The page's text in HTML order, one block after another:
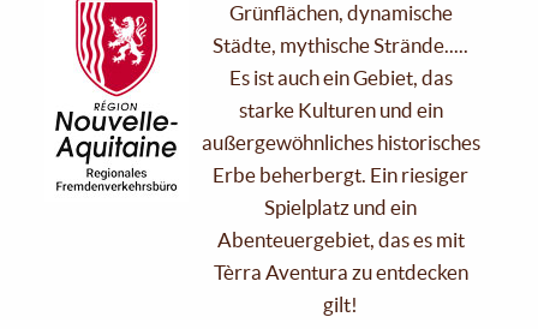
Grünflächen, dynamische
Städte, mythische Strände.....
Es ist auch ein Gebiet, das
starke Kulturen und ein
außergewöhnliches historisches
Erbe beherbergt. Ein riesiger
Spielplatz und ein
Abenteuergebiet, das es mit
Tèrra Aventura zu entdecken
gilt!